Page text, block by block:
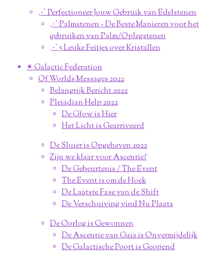
⋰ Perfectioneer Jouw Gebruik van Edelstenen
⋰ Palmstenen - De Beste Manieren voor het
gebruiken van Palm/Oplegstenen
⋰ 5 Leuke Feitjes over Kristallen
✴︎ Galactic Federation
Of Worlds Messages 2022
Belangrijk Bericht 2022
Pleiadian Help 2022
De Gfow is Hier
Het Licht is Gearriveerd
De Sluier is Opgeheven 2022
Zijn we klaar voor Ascentie?
De Gebeurtenis / The Event
The Event is om de Hoek
De Laatste Fase van de Shift
De Verschuiving vind Nu Plaats
De Oorlog is Gewonnen
De Ascentie van Gaia is Onvermijdelijk
De Galactische Poort is Geopend